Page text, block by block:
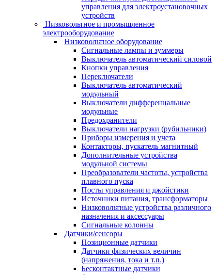
управления для электроустановочных
устройств
Низковольтное и промышленное
электрооборудование
Низковольтное оборудование
Сигнальные лампы и зуммеры
Выключатель автоматический силовой
Кнопки управления
Переключатели
Выключатель автоматический
модульный
Выключатели дифференцальные
модульные
Предохранители
Выключатели нагрузки (рубильники)
Приборы измерения и учета
Контакторы, пускатель магнитный
Дополнительные устройства
модульной системы
Преобразователи частоты, устройства
плавного пуска
Посты управления и джойстики
Источники питания, трансформаторы
Низковольтные устройства различного
назначения и аксессуары
Сигнальные колонны
Датчики/сенсоры
Позиционные датчики
Датчики физических величин
(напряжения, тока и т.п.)
Бесконтактные датчики